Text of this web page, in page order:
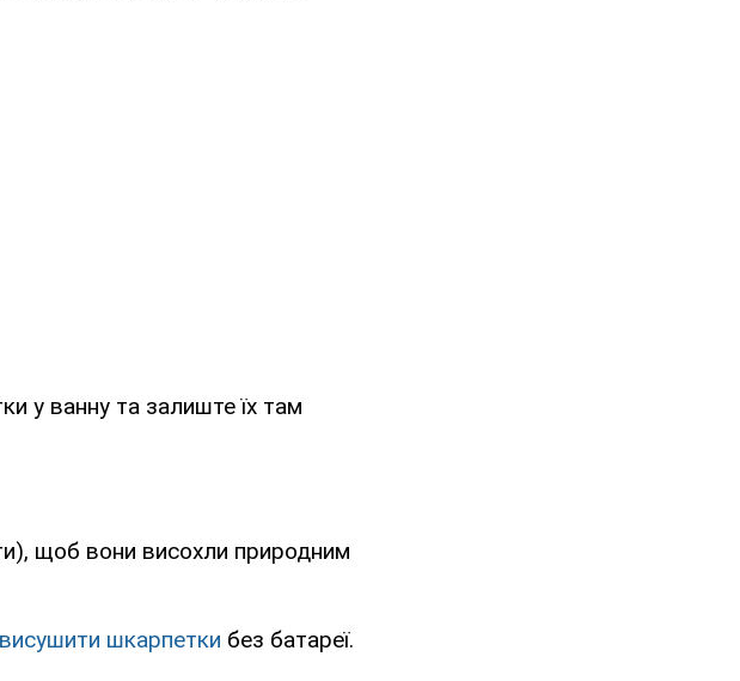
у ванну та залиште їх там
щоб вони висохли природним
шкарпетки без батареї.